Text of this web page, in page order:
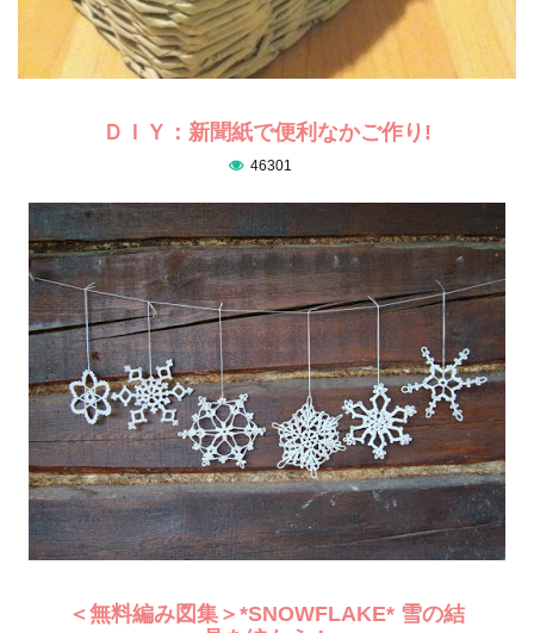
ＤＩＹ：新聞紙で便利なかご作り!
46301
＜無料編み図集＞*SNOWFLAKE* 雪の結